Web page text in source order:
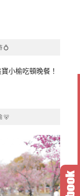
💍
小榆吃頓晚餐！
🐻